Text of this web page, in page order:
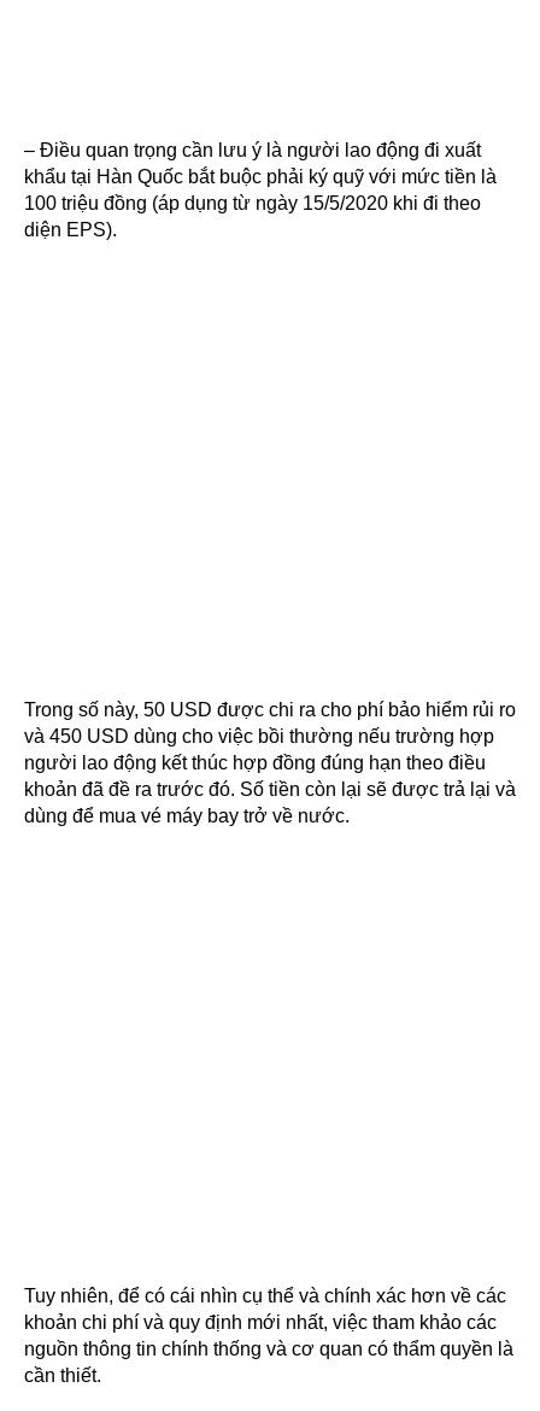
– Điều quan trọng cần lưu ý là người lao động đi xuất
khẩu tại Hàn Quốc bắt buộc phải ký quỹ với mức tiền là
100 triệu đồng (áp dụng từ ngày 15/5/2020 khi đi theo
diện EPS).
Trong số này, 50 USD được chi ra cho phí bảo hiểm rủi ro
và 450 USD dùng cho việc bồi thường nếu trường hợp
người lao động kết thúc hợp đồng đúng hạn theo điều
khoản đã đề ra trước đó. Số tiền còn lại sẽ được trả lại và
dùng để mua vé máy bay trở về nước.
Tuy nhiên, để có cái nhìn cụ thể và chính xác hơn về các
khoản chi phí và quy định mới nhất, việc tham khảo các
nguồn thông tin chính thống và cơ quan có thẩm quyền là
cần thiết.